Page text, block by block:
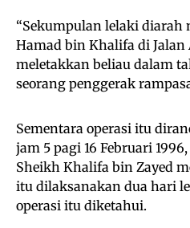
“Sekumpulan lelaki diarah
Hamad bin Khalifa di Jalan
meletakkan beliau dalam
seorang penggerak
Sementara operasi itu
jam 5 pagi 16 Februari
Sheikh Khalifa bin Zayed
itu dilaksanakan dua hari
operasi itu diketahui.